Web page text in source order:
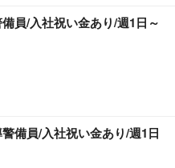
員/入社祝い金あり/週1日～
備員/入社祝い金あり/週1日